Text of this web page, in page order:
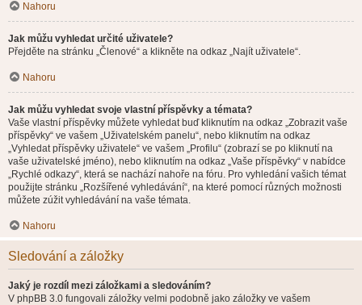
Nahoru
Jak můžu vyhledat určité uživatele?
Přejděte na stránku „Členové“ a klikněte na odkaz „Najít uživatele“.
Nahoru
Jak můžu vyhledat svoje vlastní příspěvky a témata?
Vaše vlastní příspěvky můžete vyhledat buď kliknutím na odkaz „Zobrazit vaše
příspěvky“ ve vašem „Uživatelském panelu“, nebo kliknutím na odkaz
„Vyhledat příspěvky uživatele“ ve vašem „Profilu“ (zobrazí se po kliknutí na
vaše uživatelské jméno), nebo kliknutím na odkaz „Vaše příspěvky“ v nabídce
„Rychlé odkazy“, která se nachází nahoře na fóru. Pro vyhledání vašich témat
použijte stránku „Rozšířené vyhledávání“, na které pomocí různých možnosti
můžete zúžit vyhledávání na vaše témata.
Nahoru
Sledování a záložky
Jaký je rozdíl mezi záložkami a sledováním?
V phpBB 3.0 fungovali záložky velmi podobně jako záložky ve vašem